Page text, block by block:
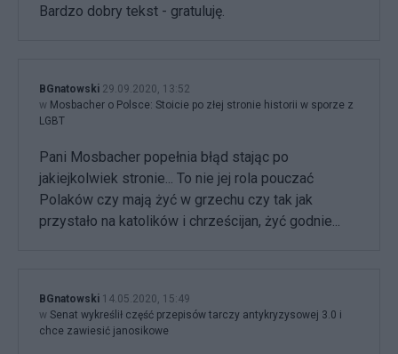
Bardzo dobry tekst - gratuluję.
BGnatowski 29.09.2020, 13:52
w Mosbacher o Polsce: Stoicie po złej stronie historii w sporze z
LGBT
Pani Mosbacher popełnia błąd stając po
jakiejkolwiek stronie... To nie jej rola pouczać
Polaków czy mają żyć w grzechu czy tak jak
przystało na katolików i chrześcijan, żyć godnie...
BGnatowski 14.05.2020, 15:49
w Senat wykreślił część przepisów tarczy antykryzysowej 3.0 i
chce zawiesić janosikowe